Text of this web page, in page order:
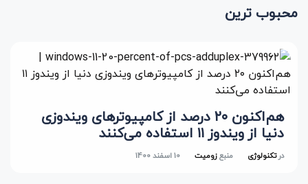
محبوب ترین
هم‌اکنون ۲۰ درصد از کامپیوترهای ویندوزی
دنیا از ویندوز ۱۱ استفاده می‌کنند
درتکنولوژی منبعزومیت 10 اسفند 1400